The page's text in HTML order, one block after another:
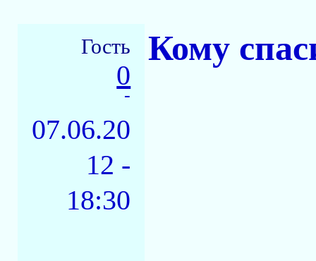
Гость
0
-
07.06.20
12 -
18:30
Кому